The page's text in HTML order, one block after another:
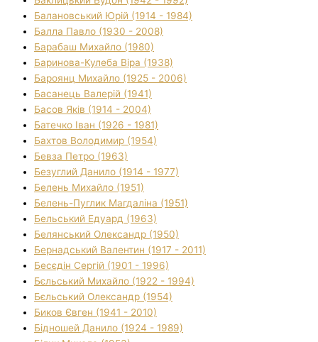
Балановський Юрій (1914 - 1984)
Балла Павло (1930 - 2008)
Барабаш Михайло (1980)
Баринова-Кулеба Віра (1938)
Бароянц Михайло (1925 - 2006)
Басанець Валерій (1941)
Басов Яків (1914 - 2004)
Батечко Іван (1926 - 1981)
Бахтов Володимир (1954)
Бевза Петро (1963)
Безуглий Данило (1914 - 1977)
Белень Михайло (1951)
Белень-Пуглик Магдаліна (1951)
Бельський Едуард (1963)
Белянський Олександр (1950)
Бернадський Валентин (1917 - 2011)
Бесєдін Сергій (1901 - 1996)
Бєльський Михайло (1922 - 1994)
Бєльський Олександр (1954)
Биков Євген (1941 - 2010)
Бідношей Данило (1924 - 1989)